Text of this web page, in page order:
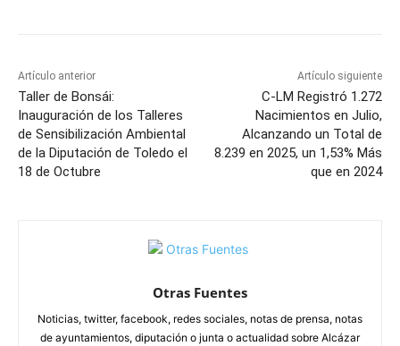
Artículo anterior
Taller de Bonsái:
Inauguración de los Talleres
de Sensibilización Ambiental
de la Diputación de Toledo el
18 de Octubre
Artículo siguiente
C-LM Registró 1.272
Nacimientos en Julio,
Alcanzando un Total de
8.239 en 2025, un 1,53% Más
que en 2024
Otras Fuentes
Noticias, twitter, facebook, redes sociales, notas de prensa, notas
de ayuntamientos, diputación o junta o actualidad sobre Alcázar